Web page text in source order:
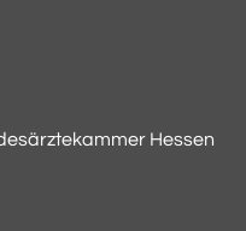
Hessen